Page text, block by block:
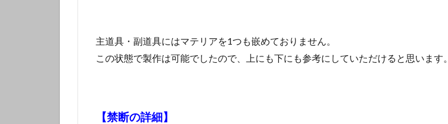
主道具・副道具にはマテリアを1つも嵌めておりません。
この状態で製作は可能でしたので、上にも下にも参考にしていただけると思います。
【禁断の詳細】